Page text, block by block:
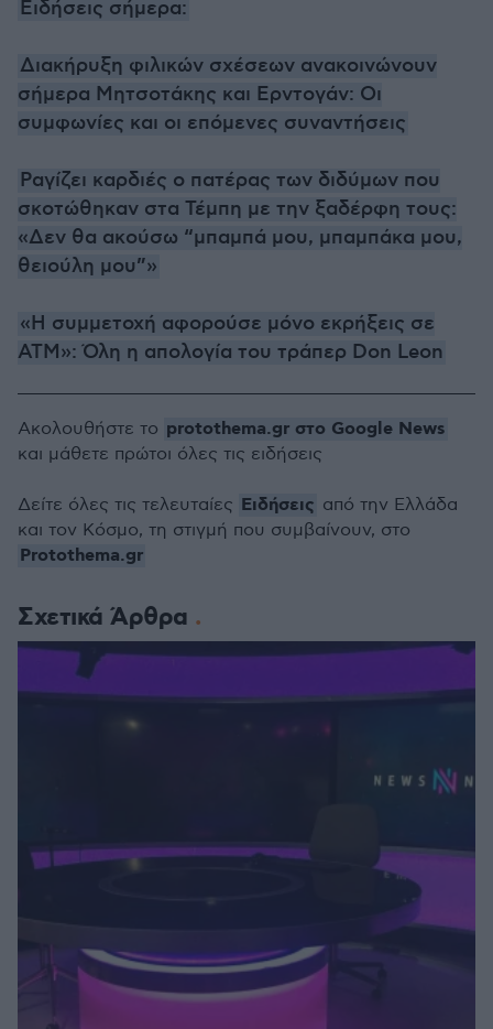
Ειδήσεις σήμερα:
Διακήρυξη φιλικών σχέσεων ανακοινώνουν
σήμερα Μητσοτάκης και Ερντογάν: Οι
συμφωνίες και οι επόμενες συναντήσεις
Ραγίζει καρδιές ο πατέρας των διδύμων που
σκοτώθηκαν στα Τέμπη με την ξαδέρφη τους:
«Δεν θα ακούσω “μπαμπά μου, μπαμπάκα μου,
θειούλη μου”»
«Η συμμετοχή αφορούσε μόνο εκρήξεις σε
ATM»: Όλη η απολογία του τράπερ Don Leon
Σχετικά Άρθρα
Ακολουθήστε το protothema.gr στο Google News
και μάθετε πρώτοι όλες τις ειδήσεις
Δείτε όλες τις τελευταίες Ειδήσεις από την Ελλάδα
και τον Κόσμο, τη στιγμή που συμβαίνουν, στο
Protothema.gr